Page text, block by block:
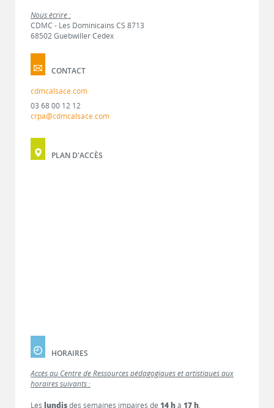
Nous écrire :
CDMC - Les Dominicains CS 8713
68502 Guebwiller Cedex
CONTACT
cdmcalsace.com
03 68 00 12 12
crpa@cdmcalsace.com
PLAN D'ACCÈS
HORAIRES
Accès au Centre de Ressources pédagogiques et artistiques aux
horaires suivants :
Les lundisdes semaines impaires de 14 hà 17 h.